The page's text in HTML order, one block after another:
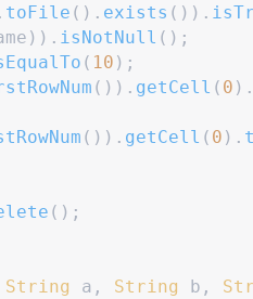
. toFile ( ) . exists ( ) ) .
) ) . isNotNull ( ) ;
( 10 ) ;
( ) ) . getCell ( 0 ) .
( ) ) . getCell ( 0 ) .
( ) ;
String a , String b ,